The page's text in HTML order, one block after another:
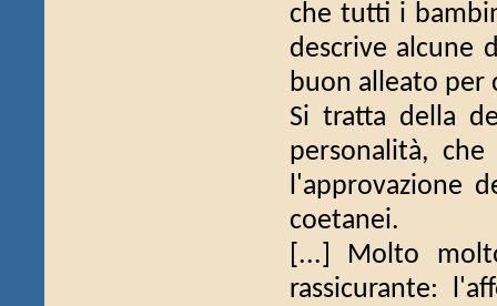
che tutti i
descrive alcune
buon alleato per
Si tratta della
personalità, che
l'approvazione
coetanei.
[...] Molto
rassicurante: